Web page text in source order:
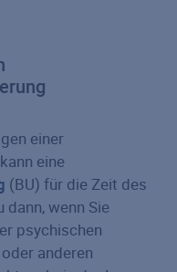
einer
eine
(BU) für die Zeit des
wenn Sie
psychischen
oder anderen